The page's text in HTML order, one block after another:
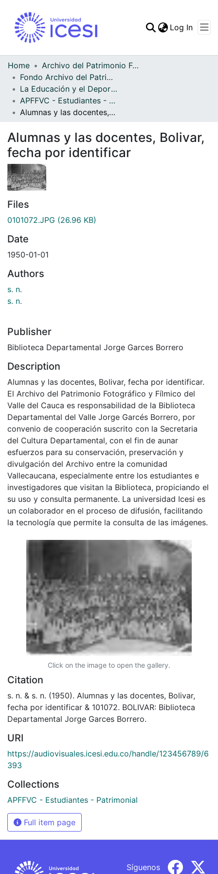
Log In
Home
Archivo del Patrimonio Fotográfico y Fílmico del Valle del Cauca
Fondo Archivo del Patrimonio Fotográfico y Fílmico del Valle del Cauca
La Educación y el Deporte
APFFVC - Estudiantes - Patrimonial
Alumnas y las docentes, Bolivar, fecha por identificar
Alumnas y las docentes, Bolivar,
fecha por identificar
Files
0101072.JPG (26.96 KB)
Date
1950-01-01
Authors
s. n.
s. n.
Publisher
Biblioteca Departamental Jorge Garces Borrero
Description
Alumnas y las docentes, Bolivar, fecha por identificar.
El Archivo del Patrimonio Fotográfico y Fílmico del
Valle del Cauca es responsabilidad de la Biblioteca
Departamental del Valle Jorge Garcés Borrero, por
convenio de cooperación suscrito con la Secretaria
del Cultura Departamental, con el fin de aunar
esfuerzos para su conservación, preservación y
divulgación del Archivo entre la comunidad
Vallecaucana, especialmente entre los estudiantes e
investigadores que visitan la Biblioteca, propiciando el
su uso y consulta permanente. La universidad Icesi es
un colaborador en el proceso de difusión, facilitando
la tecnología que permite la consulta de las imágenes.
Click on the image to open the gallery.
Citation
s. n. & s. n. (1950). Alumnas y las docentes, Bolivar,
fecha por identificar & 101072. BOLIVAR: Biblioteca
Departamental Jorge Garces Borrero.
URI
https://audiovisuales.icesi.edu.co/handle/123456789/6
393
Collections
APFFVC - Estudiantes - Patrimonial
Full item page
Síguenos